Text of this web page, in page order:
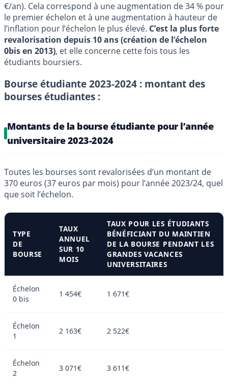
€/an). Cela correspond à une augmentation de 34 % pour
le premier échelon et à une augmentation à hauteur de
l’inflation pour l’échelon le plus élevé. C’est la plus forte
revalorisation depuis 10 ans (création de l’échelon
0bis en 2013), et elle concerne cette fois tous les
étudiants boursiers.
Bourse étudiante 2023-2024 : montant des
bourses étudiantes :
Montants de la bourse étudiante pour l’année
universitaire 2023-2024
Toutes les bourses sont revalorisées d’un montant de
370 euros (37 euros par mois) pour l’année 2023/24, quel
que soit l’échelon.
TYPE
DE
BOURSE
TAUX
ANNUEL
SUR 10
MOIS
TAUX POUR LES ÉTUDIANTS
BÉNÉFICIANT DU MAINTIEN
DE LA BOURSE PENDANT LES
GRANDES VACANCES
UNIVERSITAIRES
Échelon
0 bis
1 454€ 1 671€
Échelon
1
2 163€ 2 522€
Échelon
2
3 071€ 3 611€